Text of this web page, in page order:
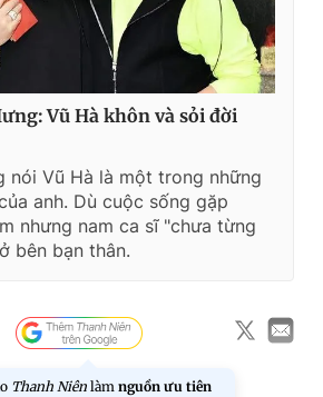
Vũ Hà khôn và sỏi đời
nói Vũ Hà là một trong những
anh. Dù cuộc sống gặp
nhưng nam ca sĩ "chưa từng
bên bạn thân.
Thanh Niên làm nguồn ưu tiên